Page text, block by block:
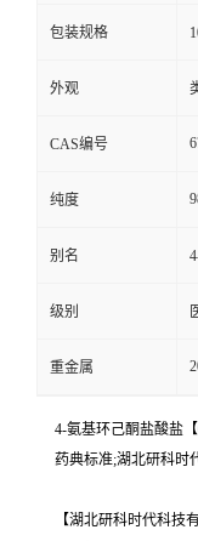
包装规格
外观
CAS编号
纯度
别名
级别
重金属
4-氨基环己酮盐酸盐
药典标准;湖北研科时
【湖北研科时代科技